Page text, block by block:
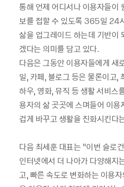
통해 언제 어디서나 이용자들이
보를 접할 수 있도록 365일 24
삶을 업그레이드 하는데 기반이
겠다는 의미를 담고 있다.
다음은 그동안 이용자들에게 새
일, 카페, 블로그 등은 물론이고,
하우, 영화, 뮤직 등 생활 서비스
용자의 삶 곳곳에 스며들어 이
겁게 바꾸고 생활을 진화시킨다
다음 최세훈 대표는 “이번 슬로
인터넷에서 더 나아가 다양해지
고, 빠른 속도로 변화하는 이용